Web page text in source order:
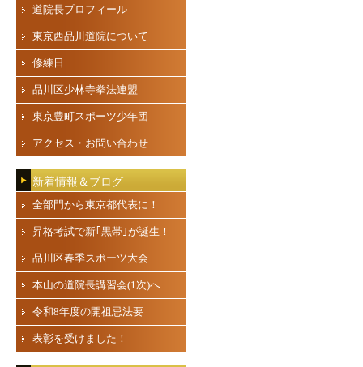
道院長プロフィール
東京西品川道院について
修練日
品川区少林寺拳法連盟
東京豊町スポーツ少年団
アクセス・お問い合わせ
新着情報＆ブログ
全部門から東京都代表に！
昇格考試で新｢黒帯｣が誕生！
品川区春季スポーツ大会
本山の道院長講習会(1次)へ
令和8年度の開祖忌法要
表彰を受けました！